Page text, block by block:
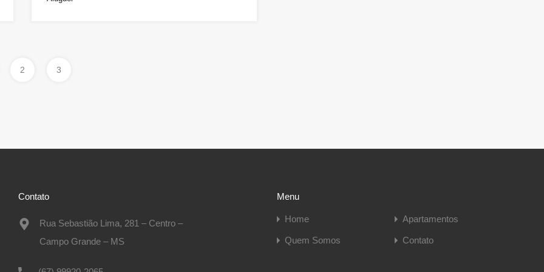
2 3
Contato
Rua Sebastião Lima, 281 – Centro –
Campo Grande – MS
Menu
Home Apartamentos
Quem Somos Contato